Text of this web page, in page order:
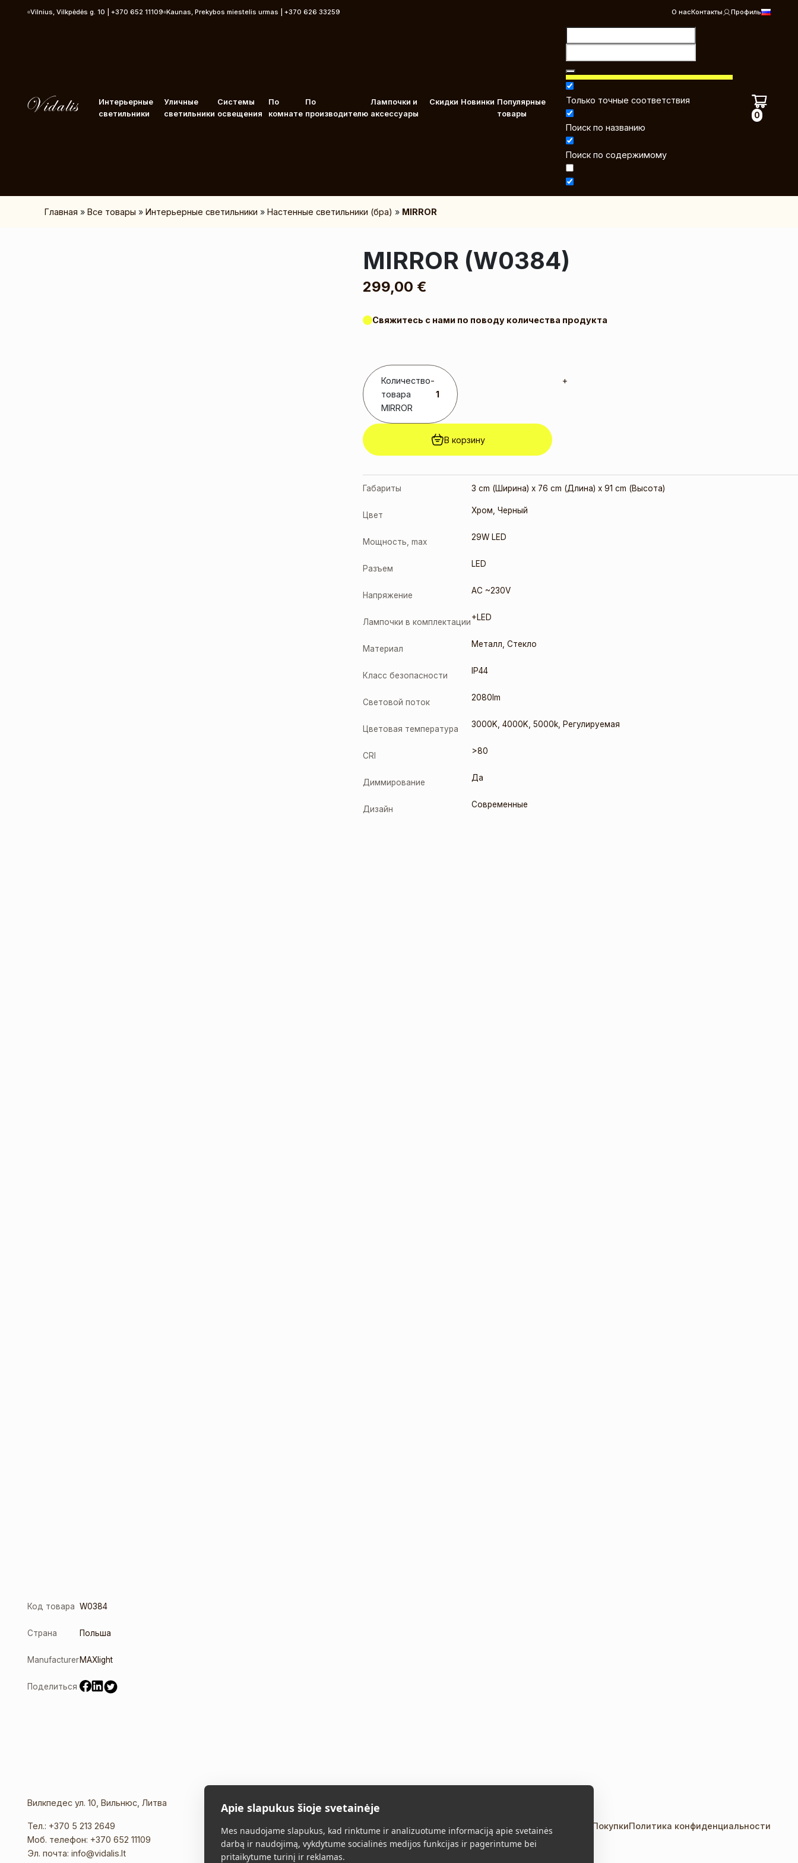
Vilnius, Vilkpėdės g. 10 | +370 652 11109 Kaunas, Prekybos miestelis urmas | +370 626 33259 О насКонтакты Профиль
Интерьерные
светильники
Уличные
светильники
Системы
освещения
По
комнате
По
производителю
Лампочки и
аксессуары
Скидки Новинки Популярные
товары
Только точные соответствия
Поиск по названию
Поиск по содержимому
0
Главная » Все товары » Интерьерные светильники » Настенные светильники (бра) » MIRROR
Код товара W0384
Страна Польша
Manufacturer MAXlight
Поделиться
MIRROR (W0384)
299,00 €
Свяжитесь с нами по поводу количества продукта
Количество
товара
MIRROR
- +
В корзину
Габариты 3 cm (Ширина) x 76 cm (Длина) x 91 cm (Высота)
Цвет Хром Черный
Мощность, max 29W LED
Разъем LED
Напряжение AC ~230V
Лампочки в комплектации+LED
Материал Металл Стекло
Класс безопасности IP44
Световой поток 2080lm
Цветовая температура 3000K 4000K 5000k, Регулируемая
CRI >80
Диммирование Да
Дизайн Современные
Вилкпедес ул. 10, Вильнюс, Литва
Тел.: +370 5 213 2649
Моб. телефон: +370 652 11109
Эл. почта: info@vidalis.lt
Главная Все товары О нас Контакты Правила ПокупкиПолитика конфиденциальности
Apie slapukus šioje svetainėje
Mes naudojame slapukus, kad rinktume ir analizuotume informaciją apie svetainės
darbą ir naudojimą, vykdytume socialinės medijos funkcijas ir pagerintume bei
pritaikytume turinį ir reklamas.